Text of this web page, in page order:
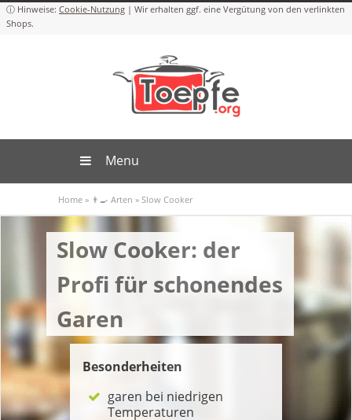
Cookie-Nutzung
Menu
Home » 👨‍🍳 Arten » Slow Cooker
Slow Cooker: der
Profi für schonendes
Garen
Besonderheiten
garen bei niedrigen
Temperaturen